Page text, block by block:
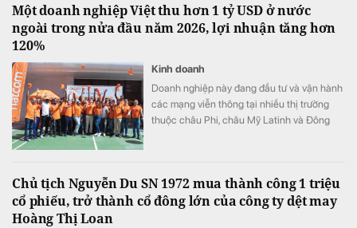
Một doanh nghiệp Việt thu hơn 1 tỷ USD ở nước
ngoài trong nửa đầu năm 2026, lợi nhuận tăng hơn
120%
Kinh doanh
Doanh nghiệp này đang đầu tư và vận hành
các mạng viễn thông tại nhiều thị trường
thuộc châu Phi, châu Mỹ Latinh và Đông
Chủ tịch Nguyễn Du SN 1972 mua thành công 1 triệu
cổ phiếu, trở thành cổ đông lớn của công ty dệt may
Hoàng Thị Loan